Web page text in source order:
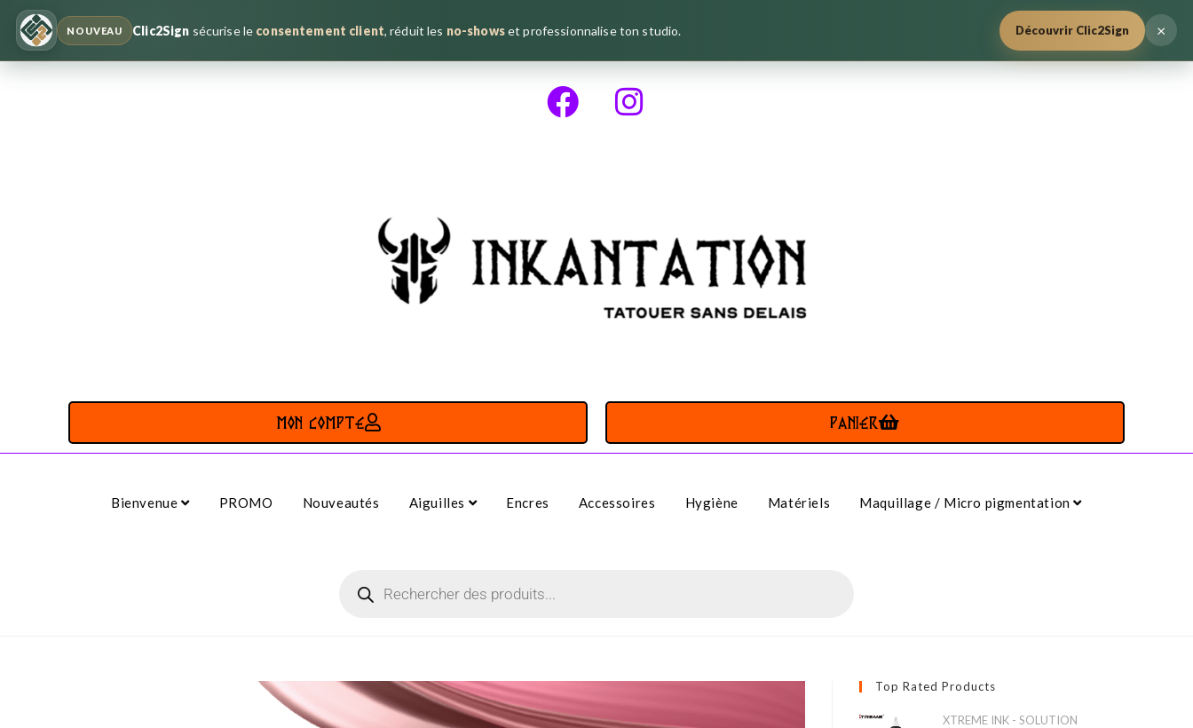
NOUVEAU Clic2Sign sécurise le consentement client, réduit les no-showset professionnalise ton studio. Découvrir Clic2Sign ×
MON COMPTE PANIER
Bienvenue PROMO Nouveautés Aiguilles Encres Accessoires Hygiène Matériels Maquillage / Micro pigmentation
Top Rated Products
XTREME INK - SOLUTION